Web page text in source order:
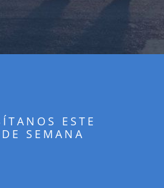
ESTE
SEMANA